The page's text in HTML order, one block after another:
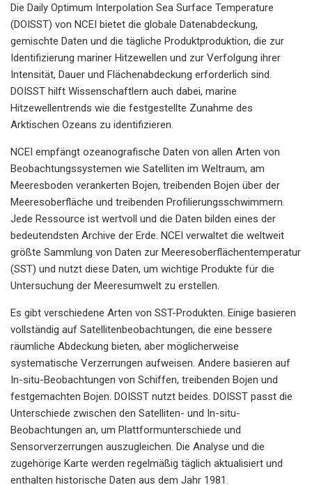
Die Daily Optimum Interpolation Sea Surface Temperature
(DOISST) von NCEI bietet die globale Datenabdeckung,
gemischte Daten und die tägliche Produktproduktion, die zur
Identifizierung mariner Hitzewellen und zur Verfolgung ihrer
Intensität, Dauer und Flächenabdeckung erforderlich sind.
DOISST hilft Wissenschaftlern auch dabei, marine
Hitzewellentrends wie die festgestellte Zunahme des
Arktischen Ozeans zu identifizieren.
NCEI empfängt ozeanografische Daten von allen Arten von
Beobachtungssystemen wie Satelliten im Weltraum, am
Meeresboden verankerten Bojen, treibenden Bojen über der
Meeresoberfläche und treibenden Profilierungsschwimmern.
Jede Ressource ist wertvoll und die Daten bilden eines der
bedeutendsten Archive der Erde. NCEI verwaltet die weltweit
größte Sammlung von Daten zur Meeresoberflächentemperatur
(SST) und nutzt diese Daten, um wichtige Produkte für die
Untersuchung der Meeresumwelt zu erstellen.
Es gibt verschiedene Arten von SST-Produkten. Einige basieren
vollständig auf Satellitenbeobachtungen, die eine bessere
räumliche Abdeckung bieten, aber möglicherweise
systematische Verzerrungen aufweisen. Andere basieren auf
In-situ-Beobachtungen von Schiffen, treibenden Bojen und
festgemachten Bojen. DOISST nutzt beides. DOISST passt die
Unterschiede zwischen den Satelliten- und In-situ-
Beobachtungen an, um Plattformunterschiede und
Sensorverzerrungen auszugleichen. Die Analyse und die
zugehörige Karte werden regelmäßig täglich aktualisiert und
enthalten historische Daten aus dem Jahr 1981.